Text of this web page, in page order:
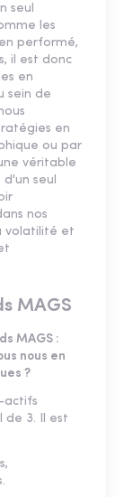
seul
les
performé,
il est donc
en
sein de
en
ou par
véritable
seul
nos
volatilité et
MAGS
MAGS :
nous en
?
actifs
de 3. Il est